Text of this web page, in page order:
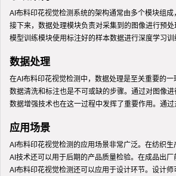
AI布料印花视觉检测系统的架构通常由多个模块组
接下来，数据处理模块负责对采集到的图像进行预
模型训练模块使用标注好的样本数据进行深度学习
数据处理
在AI布料印花视觉检测中，数据处理是至关重要的
数据清洗和标注也是不可或缺的步骤。通过对图像
数据增强技术也在这一过程中发挥了重要作用。通
应用场景
AI布料印花视觉检测的应用场景非常广泛。在纺织
AI技术还可以用于后期的产品质量检验。在成品出
AI布料印花视觉检测还可以应用于设计环节。设计